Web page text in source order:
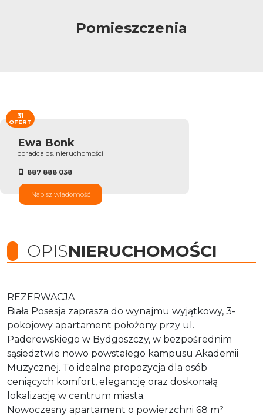
Pomieszczenia
Ewa Bonk
doradca ds. nieruchomości
887 888 038
Napisz wiadomość
31
OFERT
OPISNIERUCHOMOŚCI
REZERWACJA
Biała Posesja zaprasza do wynajmu wyjątkowy, 3-
pokojowy apartament położony przy ul.
Paderewskiego w Bydgoszczy, w bezpośrednim
sąsiedztwie nowo powstałego kampusu Akademii
Muzycznej. To idealna propozycja dla osób
ceniących komfort, elegancję oraz doskonałą
lokalizację w centrum miasta.
Nowoczesny apartament o powierzchni 68 m²